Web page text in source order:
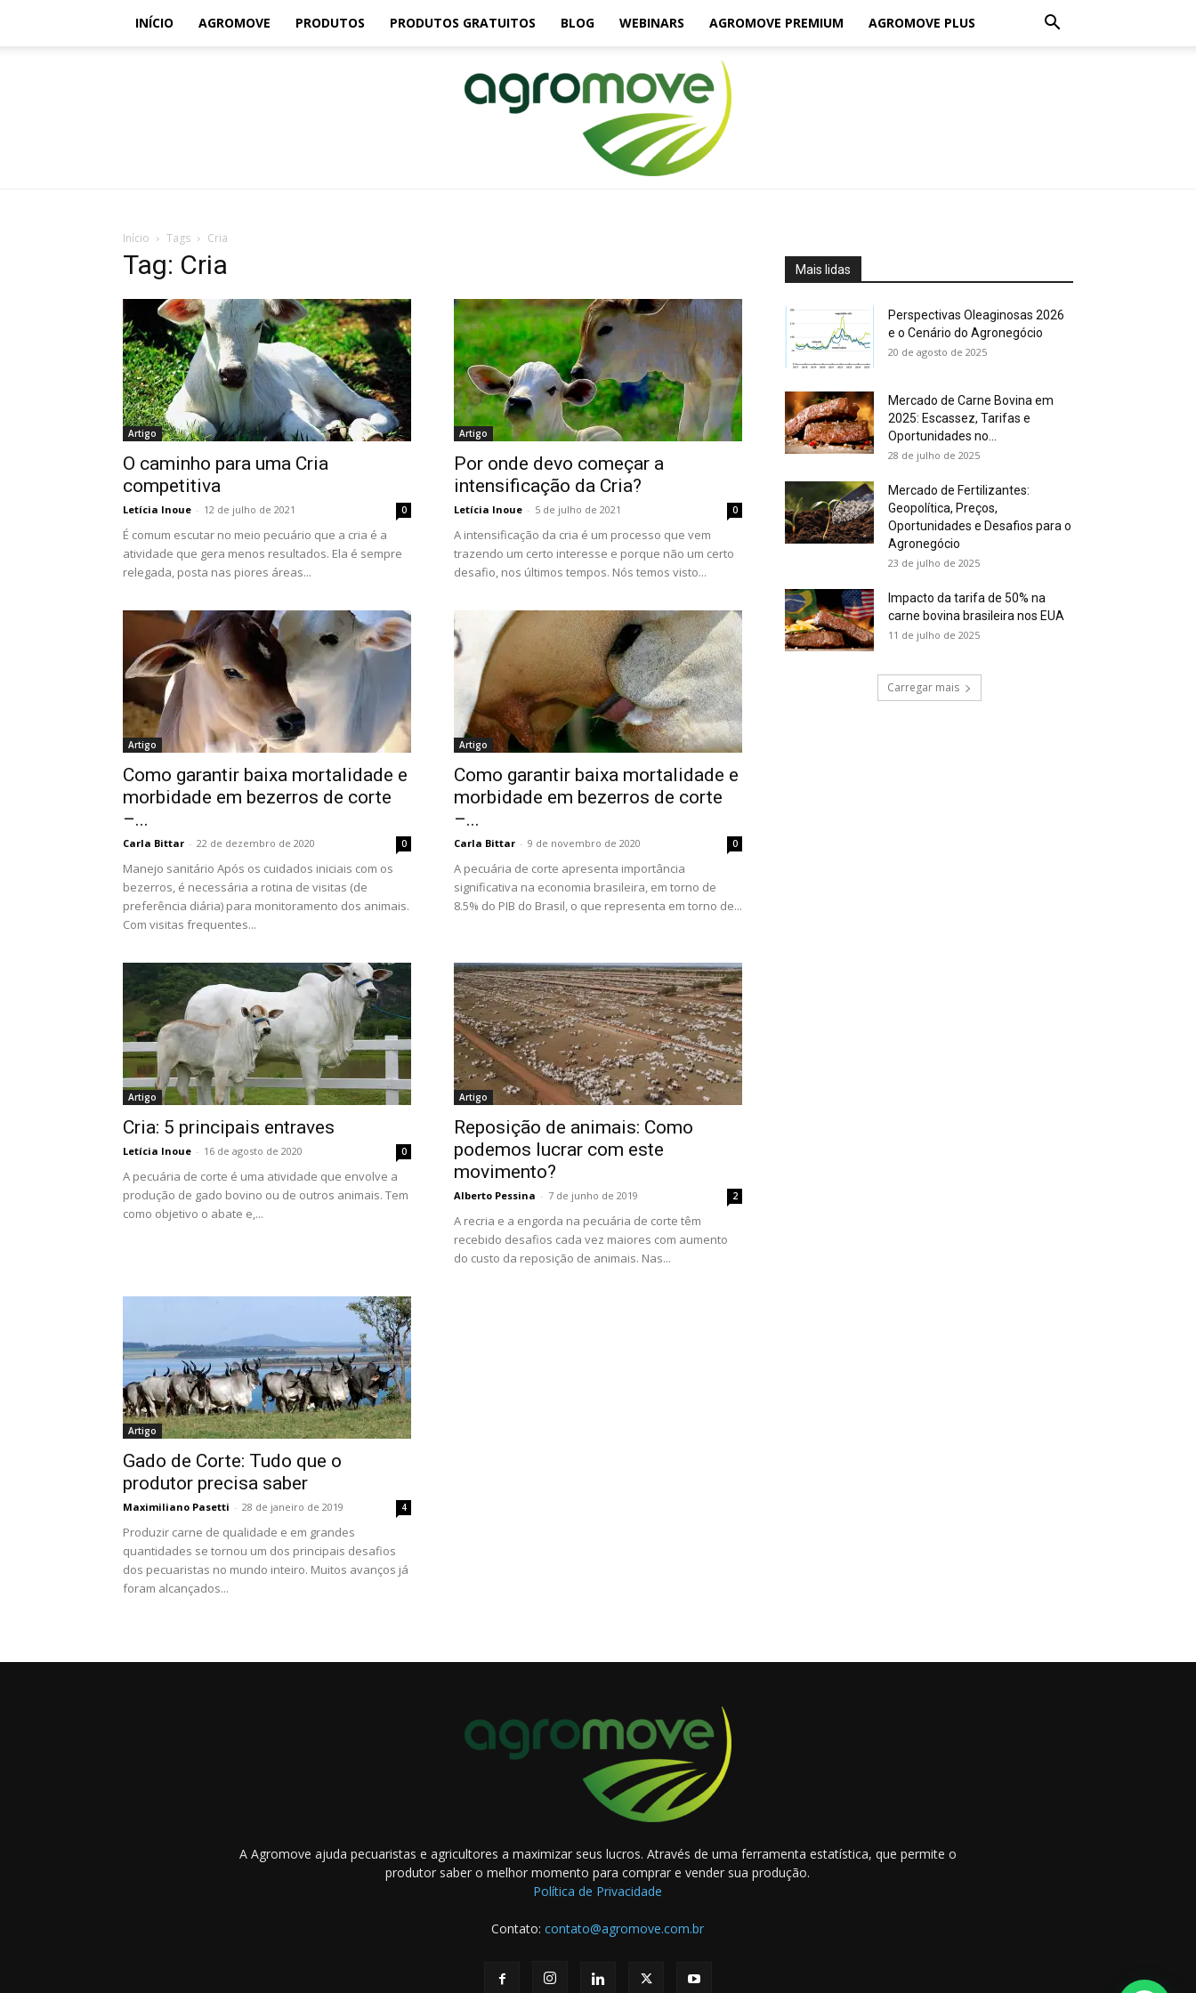
INÍCIO AGROMOVE PRODUTOS PRODUTOS GRATUITOS BLOG WEBINARS AGROMOVE PREMIUM AGROMOVE PLUS
Início Tags Cria
Tag: Cria
Artigo
O caminho para uma Cria
competitiva
Letícia Inoue - 12 de julho de 2021 0
É comum escutar no meio pecuário que a cria é a
atividade que gera menos resultados. Ela é sempre
relegada, posta nas piores áreas...
Artigo
Por onde devo começar a
intensificação da Cria?
Letícia Inoue - 5 de julho de 2021 0
A intensificação da cria é um processo que vem
trazendo um certo interesse e porque não um certo
desafio, nos últimos tempos. Nós temos visto...
Artigo
Como garantir baixa mortalidade e
morbidade em bezerros de corte
–...
Carla Bittar - 22 de dezembro de 2020 0
Manejo sanitário Após os cuidados iniciais com os
bezerros, é necessária a rotina de visitas (de
preferência diária) para monitoramento dos animais.
Com visitas frequentes...
Artigo
Como garantir baixa mortalidade e
morbidade em bezerros de corte
–...
Carla Bittar - 9 de novembro de 2020 0
A pecuária de corte apresenta importância
significativa na economia brasileira, em torno de
8.5% do PIB do Brasil, o que representa em torno de...
Artigo
Cria: 5 principais entraves
Letícia Inoue - 16 de agosto de 2020 0
A pecuária de corte é uma atividade que envolve a
produção de gado bovino ou de outros animais. Tem
como objetivo o abate e,...
Artigo
Reposição de animais: Como
podemos lucrar com este
movimento?
Alberto Pessina - 7 de junho de 2019 2
A recria e a engorda na pecuária de corte têm
recebido desafios cada vez maiores com aumento
do custo da reposição de animais. Nas...
Artigo
Gado de Corte: Tudo que o
produtor precisa saber
Maximiliano Pasetti - 28 de janeiro de 2019 4
Produzir carne de qualidade e em grandes
quantidades se tornou um dos principais desafios
dos pecuaristas no mundo inteiro. Muitos avanços já
foram alcançados...
Mais lidas
Perspectivas Oleaginosas 2026
e o Cenário do Agronegócio
20 de agosto de 2025
Mercado de Carne Bovina em
2025: Escassez, Tarifas e
Oportunidades no...
28 de julho de 2025
Mercado de Fertilizantes:
Geopolítica, Preços,
Oportunidades e Desafios para o
Agronegócio
23 de julho de 2025
Impacto da tarifa de 50% na
carne bovina brasileira nos EUA
11 de julho de 2025
Carregar mais
A Agromove ajuda pecuaristas e agricultores a maximizar seus lucros. Através de uma ferramenta estatística, que permite o
produtor saber o melhor momento para comprar e vender sua produção.
Política de Privacidade
Contato:contato@agromove.com.br